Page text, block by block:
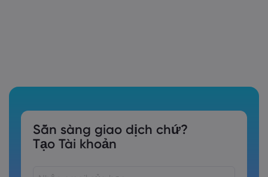
Sẵn sàng giao dịch chứ?
Tạo Tài khoản